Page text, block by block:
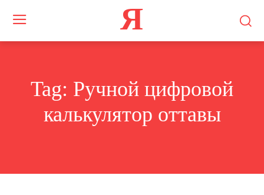
Я
Tag: Ручной цифровой
калькулятор оттавы